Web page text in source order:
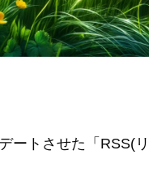
ートさせた「RSS(